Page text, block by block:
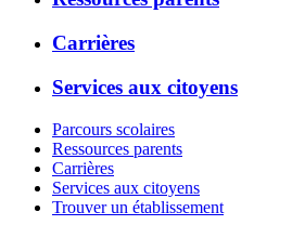
Carrières
Services aux citoyens
Parcours scolaires
Ressources parents
Carrières
Services aux citoyens
Trouver un établissement